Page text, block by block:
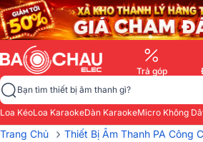
Trả góp
Bạn tìm thiết bị âm thanh gì?
Loa KéoLoa KaraokeDàn KaraokeMicro Không
Trang Chủ › Thiết Bị Âm Thanh PA Công